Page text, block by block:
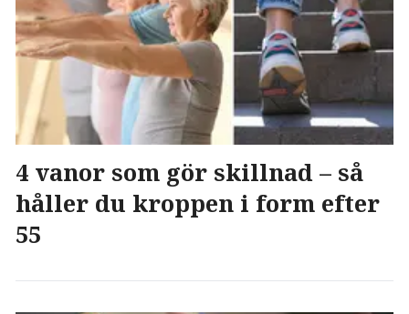
4 vanor som gör skillnad – så
håller du kroppen i form efter
55